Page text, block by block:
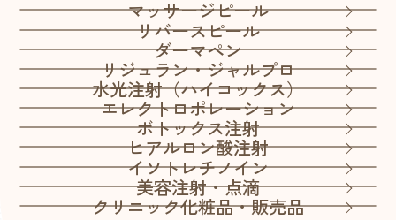
マッサージピール
リバースピール
ダーマペン
リジュラン・ジャルプロ
水光注射（ハイコックス）
エレクトロポレーション
ボトックス注射
ヒアルロン酸注射
イソトレチノイン
美容注射・点滴
クリニック化粧品・販売品